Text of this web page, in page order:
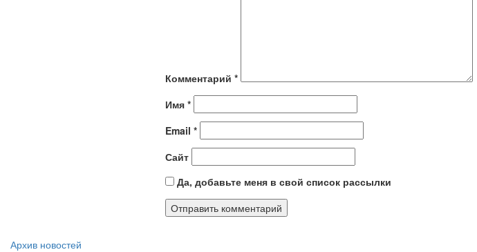
Комментарий *
Имя *
Email *
Сайт
Да, добавьте меня в свой список рассылки
Архив новостей